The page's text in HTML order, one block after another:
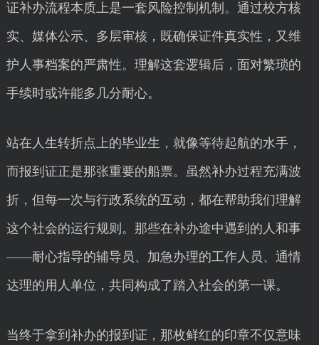
证补办流程本质上是一套风险控制机制。通过校方核
实、媒体公示、多层审核，既确保证件真实性，又维
护人事档案的严肃性。理解这套逻辑后，面对繁琐的
手续时或许能多几分耐心。
站在人生转折点上的毕业生，就像等待起航的水手，
而报到证正是那张重要的船票。虽然补办过程充满波
折，但每一次与行政系统的互动，都在帮助我们理解
这个社会的运行规则。那些在补办途中遇到的人和事
——耐心指导的辅导员、加急办理的工作人员、通情
达理的用人单位，共同构成了踏入社会的第一课。
当终于拿到补办的报到证，那枚鲜红的印章不仅意味